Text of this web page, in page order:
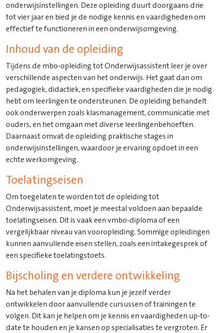
onderwijsinstellingen. Deze opleiding duurt doorgaans drie
tot vier jaar en bied je de nodige kennis en vaardigheden om
effectief te functioneren in een onderwijsomgeving.
Inhoud van de opleiding
Tijdens de mbo-opleiding tot Onderwijsassistent leer je over
verschillende aspecten van het onderwijs. Het gaat dan om
pedagogiek, didactiek, en specifieke vaardigheden die je nodig
hebt om leerlingen te ondersteunen. De opleiding behandelt
ook onderwerpen zoals klasmanagement, communicatie met
ouders, en het omgaan met diverse leerlingenbehoeften.
Daarnaast omvat de opleiding praktische stages in
onderwijsinstellingen, waardoor je ervaring opdoet in een
echte werkomgeving.
Toelatingseisen
Om toegelaten te worden tot de opleiding tot
Onderwijsassistent, moet je meestal voldoen aan bepaalde
toelatingseisen. Dit is vaak een vmbo-diploma of een
vergelijkbaar niveau van vooropleiding. Sommige opleidingen
kunnen aanvullende eisen stellen, zoals een intakegesprek of
een specifieke toelatingstoets.
Bijscholing en verdere ontwikkeling
Na het behalen van je diploma kun je jezelf verder
ontwikkelen door aanvullende cursussen of trainingen te
volgen. Dit kan je helpen om je kennis en vaardigheden up-to-
date te houden en je kansen op specialisaties te vergroten. Er